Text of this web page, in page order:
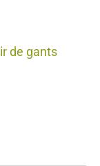
de gants